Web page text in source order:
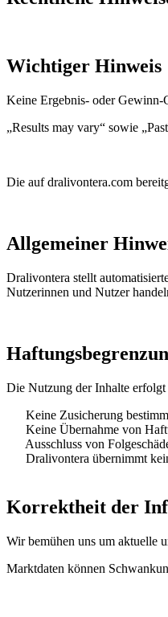
Wichtiger Hinweis
Keine Ergebnis- oder Gewinn-
„Results may vary“ sowie
Die auf dralivontera.com
Allgemeiner
Dralivontera stellt
Nutzerinnen und Nutzer
Die Nutzung der Inhalte
Keine Zusicherung
Keine Übernahme von
Ausschluss von
Dralivontera übernimmt
Korrektheit der
Wir bemühen uns um aktuelle
Marktdaten können